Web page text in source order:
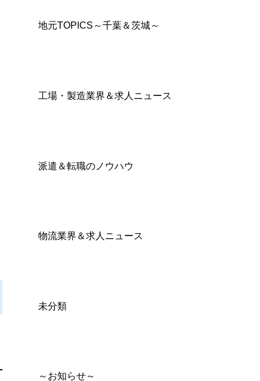
地元TOPICS～千葉＆茨城～
工場・製造業界＆求人ニュース
派遣＆転職のノウハウ
物流業界＆求人ニュース
未分類
～お知らせ～